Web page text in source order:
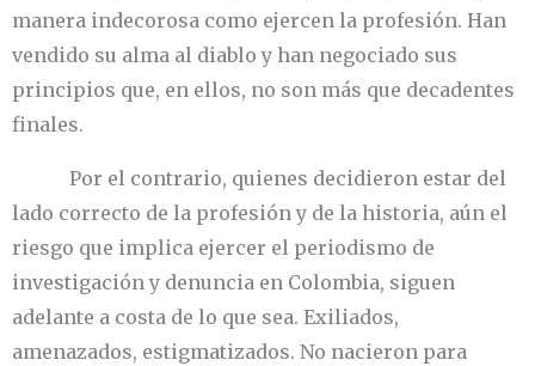
manera indecorosa como ejercen la profesión. Han
vendido su alma al diablo y han negociado sus
principios que, en ellos, no son más que decadentes
finales.
Por el contrario, quienes decidieron estar del
lado correcto de la profesión y de la historia, aún el
riesgo que implica ejercer el periodismo de
investigación y denuncia en Colombia, siguen
adelante a costa de lo que sea. Exiliados,
amenazados, estigmatizados. No nacieron para